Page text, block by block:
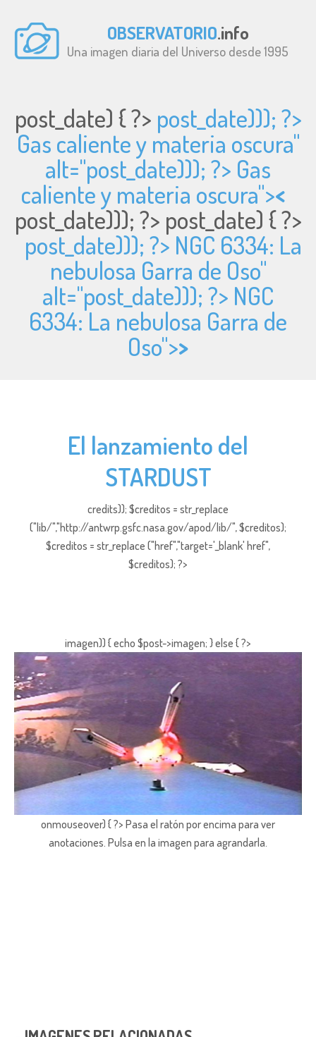
OBSERVATORIO.info
Una imagen diaria del Universo desde 1995
post_date) { ?> post_date))); ?>
Gas caliente y materia oscura"
alt="post_date))); ?> Gas
caliente y materia oscura"><
post_date))); ?> post_date) { ?>
post_date))); ?> NGC 6334: La
nebulosa Garra de Oso"
alt="post_date))); ?> NGC
6334: La nebulosa Garra de
Oso">>
El lanzamiento del
STARDUST
credits)); $creditos = str_replace
("lib/","http://antwrp.gsfc.nasa.gov/apod/lib/", $creditos);
$creditos = str_replace ("href","target='_blank' href",
$creditos); ?>
imagen)) { echo $post->imagen; } else { ?>
onmouseover) { ?> Pasa el ratón por encima para ver
anotaciones. Pulsa en la imagen para agrandarla.